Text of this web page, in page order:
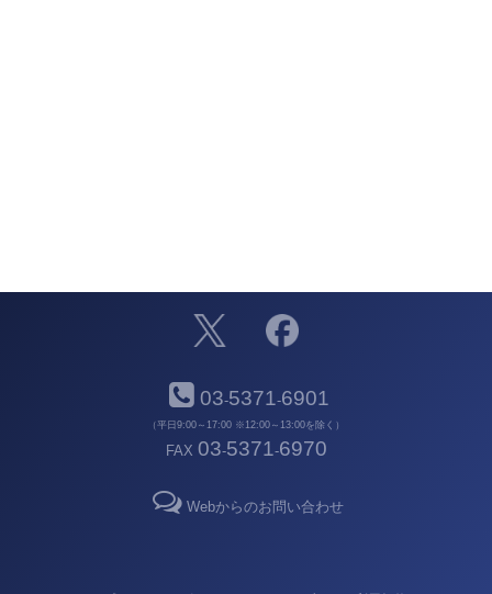
03-5371-6901
（平日9:00～17:00 ※12:00～13:00を除く）
FAX 03-5371-6970
Webからのお問い合わせ